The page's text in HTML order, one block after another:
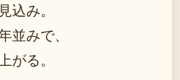
込み。
並みで、
がる。